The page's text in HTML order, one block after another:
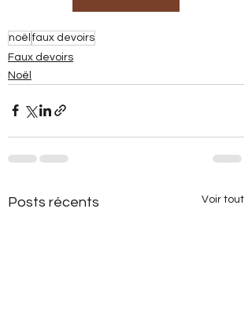
noël faux devoirs
Faux devoirs
Noël
Posts récents Voir tout